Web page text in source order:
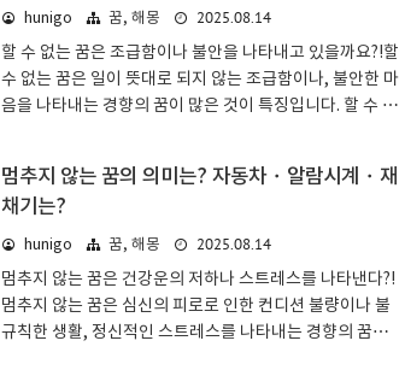
다, 실력을 연마하다는 표현처럼, 자신의 의지로 성장하고,
어떻게든 해보려는 적극적인 태도의 표현이라고 할 수 있
습니다.재능이 있더라도 발전시키려는 노력을 하지 않으면
재능을 썩히게 될 수도 있습니다. 꾸준히 노력하여 원하는
hunigo 꿈, 해몽
2025.08.14
할 수 없는 꿈은 조급함이나 불안을 나타내고 있을까요?!할
수 없는 꿈은 일이 뜻대로 되지 않는 조급함이나, 불안한 마
음을 나타내는 경향의 꿈이 많은 것이 특징입니다. 할 수 없
해몽에서 할 수 없다는 것은 조급함이나 불안한 마음을 나
타냅니다. 할 수 없다 = 원하는 결과가 나오지 않거나, 원하
는 전개가 되지 않는다는 것입니다.노력해도 성과로 이어
신의 진지함에서 오는 불안이나, 반대로 쌓아온 노력이 이
루어진다는 의미도 있습니다. 한 번에 할 수 없어도 굽히지
말고 꺾이지 말고, 꾸준히 노력해 보세요!테스트를 할 수
멈추지 않는 꿈의 의미는? 자동차・알람시계・재
채기는?
hunigo 꿈, 해몽
2025.08.14
멈추지 않는 꿈은 건강운의 저하나 스트레스를 나타낸다?!
멈추지 않는 꿈은 심신의 피로로 인한 컨디션 불량이나 불
규칙한 생활, 정신적인 스트레스를 나타내는 경향의 꿈이